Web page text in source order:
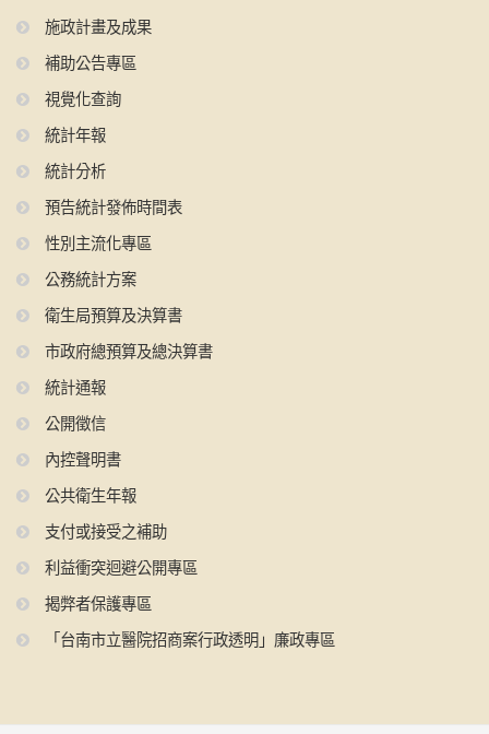
施政計畫及成果
補助公告專區
視覺化查詢
統計年報
統計分析
預告統計發佈時間表
性別主流化專區
公務統計方案
衛生局預算及決算書
市政府總預算及總決算書
統計通報
公開徵信
內控聲明書
公共衛生年報
支付或接受之補助
利益衝突迴避公開專區
揭弊者保護專區
「台南市立醫院招商案行政透明」廉政專區